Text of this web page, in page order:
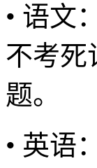
• 语文
不考死
题。
• 英语